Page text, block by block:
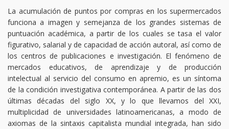
La acumulación de puntos por compras en los supermercados
funciona a imagen y semejanza de los grandes sistemas de
puntuación académica, a partir de los cuales se tasa el valor
figurativo, salarial y de capacidad de acción autoral, así como de
los centros de publicaciones e investigación. El fenómeno de
mercados educativos, de aprendizaje y de producción
intelectual al servicio del consumo en apremio, es un síntoma
de la condición investigativa contemporánea. A partir de las dos
últimas décadas del siglo XX, y lo que llevamos del XXI,
multiplicidad de universidades latinoamericanas, a modo de
axiomas de la sintaxis capitalista mundial integrada, han sido